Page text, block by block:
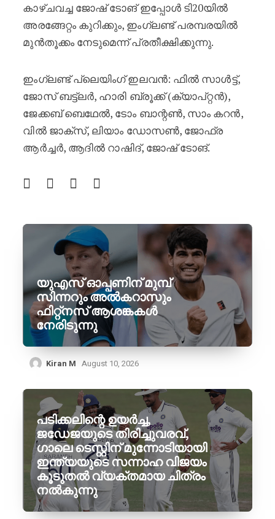
കാഴ്ചവച്ച ജോഷ് ടോങ് ഇപ്പോൾ ടി20യിൽ
അരങ്ങേറ്റം കുറിക്കും, ഇംഗ്ലണ്ട് പരമ്പരയിൽ
മുൻതൂക്കം നേടുമെന്ന് പ്രതീക്ഷിക്കുന്നു.
ഇംഗ്ലണ്ട് പ്ലെയിംഗ് ഇലവൻ: ഫിൽ സാൾട്ട്,
ജോസ് ബട്ട്‌ലർ, ഹാരി ബ്രൂക്ക് (ക്യാപ്റ്റൻ),
ജേക്കബ് ബെഥേൽ, ടോം ബാന്റൺ, സാം കറൻ,
വിൽ ജാക്‌സ്, ലിയാം ഡോസൺ, ജോഫ്ര
ആർച്ചർ, ആദിൽ റാഷിദ്, ജോഷ് ടോങ്.
യുഎസ് ഓപ്പണിന് മുമ്പ്
സിന്നറും അൽകറാസും
ഫിറ്റ്നസ് ആശങ്കകൾ
നേരിടുന്നു
Kiran M August 10, 2026
പടിക്കലിന്റെ ഉയർച്ച,
ജഡേജയുടെ തിരിച്ചുവരവ്,
ഗാലെ ടെസ്റ്റിന് മുന്നോടിയായി
ഇന്ത്യയുടെ സന്നാഹ വിജയം
കൂടുതൽ വ്യക്തമായ ചിത്രം
നൽകുന്നു